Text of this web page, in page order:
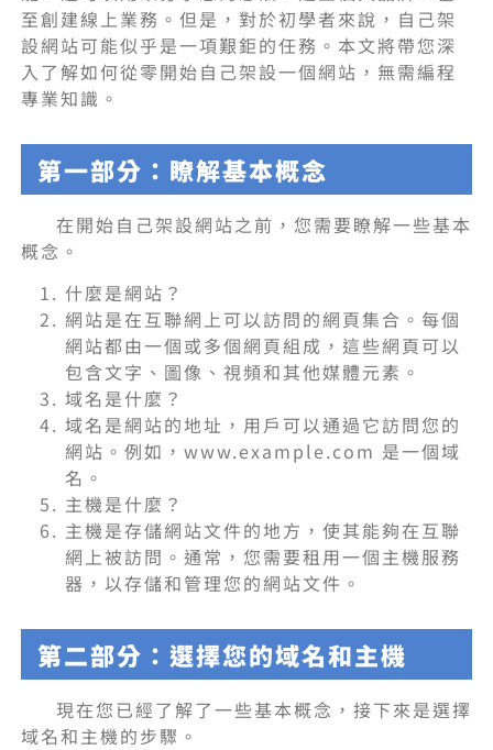
至創建線上業務。但是，對於初學者來說，自己架
設網站可能似乎是一項艱鉅的任務。本文將帶您深
入了解如何從零開始自己架設一個網站，無需編程
專業知識。
第一部分：瞭解基本概念
在開始自己架設網站之前，您需要瞭解一些基本
概念。
什麼是網站？
網站是在互聯網上可以訪問的網頁集合。每個
網站都由一個或多個網頁組成，這些網頁可以
包含文字、圖像、視頻和其他媒體元素。
域名是什麼？
域名是網站的地址，用戶可以通過它訪問您的
網站。例如，www.example.com 是一個域
名。
主機是什麼？
主機是存儲網站文件的地方，使其能夠在互聯
網上被訪問。通常，您需要租用一個主機服務
器，以存儲和管理您的網站文件。
第二部分：選擇您的域名和主機
現在您已經了解了一些基本概念，接下來是選擇
域名和主機的步驟。